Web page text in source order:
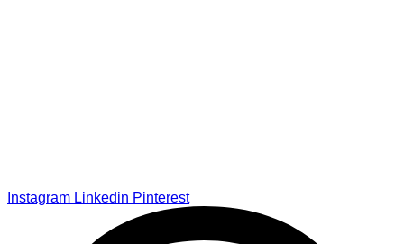
Instagram Linkedin Pinterest